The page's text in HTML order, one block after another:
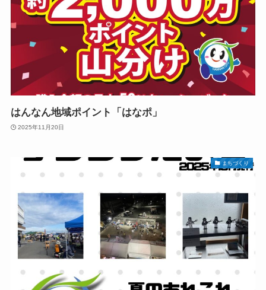
はんなん地域ポイント「はなポ」
2025年11月20日
まちづくり